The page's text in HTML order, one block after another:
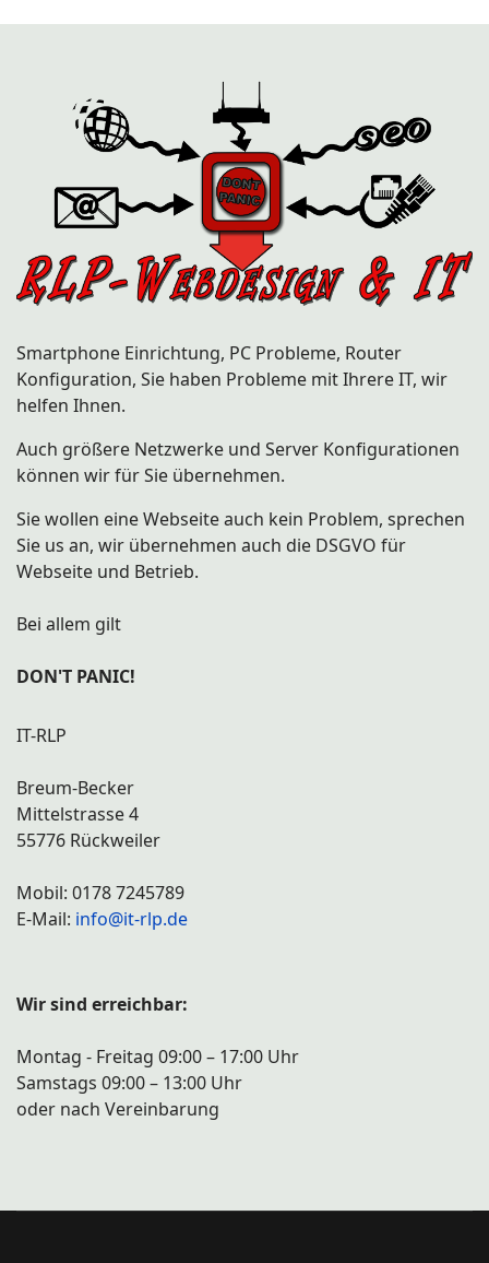
Smartphone Einrichtung, PC Probleme, Router
Konfiguration, Sie haben Probleme mit Ihrere IT, wir
helfen Ihnen.
Auch größere Netzwerke und Server Konfigurationen
können wir für Sie übernehmen.
Sie wollen eine Webseite auch kein Problem, sprechen
Sie us an, wir übernehmen auch die DSGVO für
Webseite und Betrieb.
Bei allem gilt
DON'T PANIC!
IT-RLP
Breum-Becker
Mittelstrasse 4
55776 Rückweiler
Mobil: 0178 7245789
E-Mail: info@it-rlp.de
Wir sind erreichbar:
Montag - Freitag 09:00 – 17:00 Uhr
Samstags 09:00 – 13:00 Uhr
oder nach Vereinbarung